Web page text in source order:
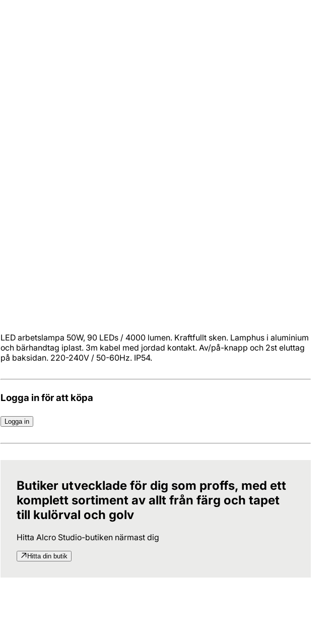
LED arbetslampa 50W, 90 LEDs / 4000 lumen. Kraftfullt sken. Lamphus i aluminium
och bärhandtag iplast. 3m kabel med jordad kontakt. Av/på-knapp och 2st eluttag
på baksidan. 220-240V / 50-60Hz. IP54.
Logga in för att köpa
Logga in
Butiker utvecklade för dig som proffs, med ett
komplett sortiment av allt från färg och tapet
till kulörval och golv
Hitta Alcro Studio-butiken närmast dig
Hitta din butik